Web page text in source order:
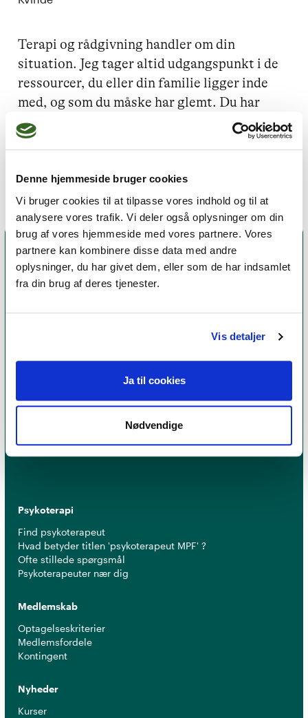
Denne hjemmeside bruger cookies
Vi bruger cookies til at tilpasse vores indhold og til at
analysere vores trafik. Vi deler også oplysninger om din
brug af vores hjemmeside med vores partnere. Vores
partnere kan kombinere disse data med andre
oplysninger, du har givet dem, eller som de har indsamlet
fra din brug af deres tjenester.
Vis detaljer
Ja til cookies
Nødvendige
Terapi og rådgivning handler om din
situation. Jeg tager altid udgangspunkt i de
ressourcer, du eller din familie ligger inde
med, og som du måske har glemt. Du har
altid mulighed for at skabe forandring, du
har ressourcerne – ofte kræver det blot et
Et medlemskab af Dansk Psykoterapeutforening
er et kvalitetsstempel. Alle vores medlemmer skal
leve op til en række kriterier om uddannelse og
erfaring for at få lov til at kalde sig
Psykoterapi
Find psykoterapeut
Hvad betyder titlen 'psykoterapeut MPF' ?
Ofte stillede spørgsmål
Psykoterapeuter nær dig
Medlemskab
Optagelseskriterier
Medlemsfordele
Kontingent
Nyheder
Kurser